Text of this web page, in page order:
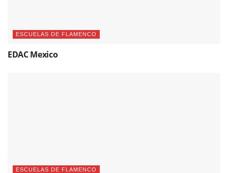
ESCUELAS DE FLAMENCO
EDAC Mexico
ESCUELAS DE FLAMENCO